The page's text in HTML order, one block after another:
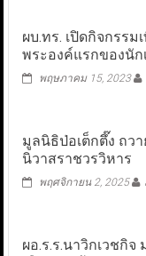
ผบ.ทร. เปิดกิจกรรม
พระองค์แรกของนัก
พฤษภาคม 15, 2023
มูลนิธิป่อเต็กตึ๊ง ถว
นิวาสราชวรวิหาร
พฤศจิกายน 2, 2025
ผอ.ร.ร.นาวิกเวชกิ